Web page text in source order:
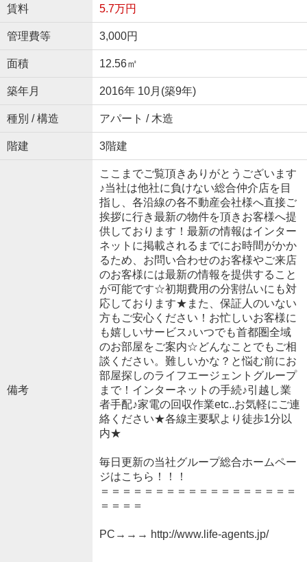
賃料 5.7万円
管理費等 3,000円
面積 12.56㎡
築年月 2016年 10月(築9年)
種別 / 構造 アパート / 木造
階建 3階建
備考
ここまでご覧頂きありがとうございます
♪当社は他社に負けない総合仲介店を目
指し、各沿線の各不動産会社様へ直接ご
挨拶に行き最新の物件を頂きお客様へ提
供しております！最新の情報はインター
ネットに掲載されるまでにお時間がかか
るため、お問い合わせのお客様やご来店
のお客様には最新の情報を提供すること
が可能です☆初期費用の分割払いにも対
応しております★また、保証人のいない
方もご安心ください！お忙しいお客様に
も嬉しいサービス♪いつでも首都圏全域
のお部屋をご案内☆どんなことでもご相
談ください。難しいかな？と悩む前にお
部屋探しのライフエージェントグループ
まで！インターネットの手続♪引越し業
者手配♪家電の回収作業etc..お気軽にご連
絡ください★各線主要駅より徒歩1分以
内★
毎日更新の当社グループ総合ホームペー
ジはこちら！！！
＝＝＝＝＝＝＝＝＝＝＝＝＝＝＝＝＝＝
＝＝＝＝
PC→→→ http://www.life-agents.jp/